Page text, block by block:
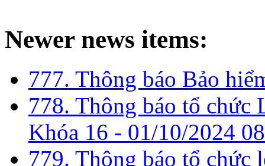
Newer news items:
777. Thông báo Bảo
778. Thông báo tổ chức
Khóa 16 - 01/10/2024
779. Thông báo tổ chức